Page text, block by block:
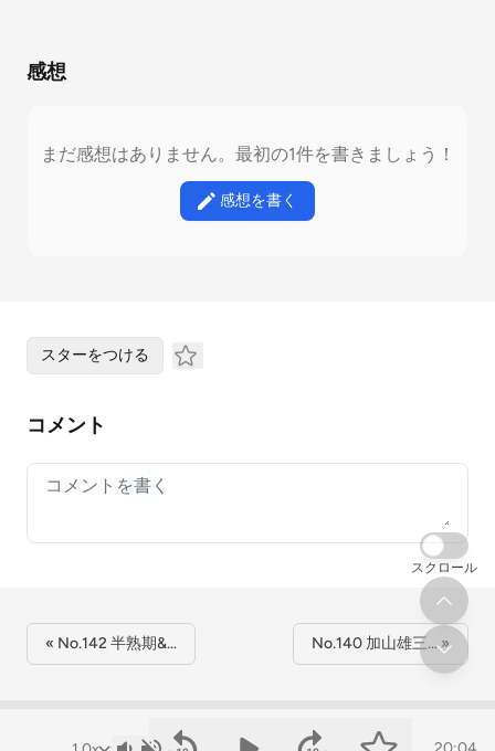
感想
まだ感想はありません。最初の1件を書きましょう！
感想を書く
スターをつける
コメント
Your comment
« No.142 半熟期&… No.140 加山雄三… »
スクロール